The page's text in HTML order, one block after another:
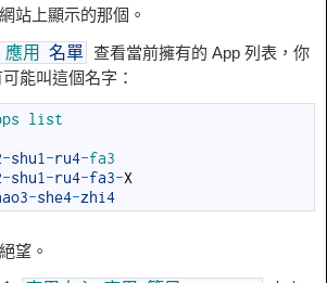
站上顯示的那個。
應用 名單 查看當前擁有的 App 列表，你
能叫這個名字：
list
-shu1 -ru4-fa3
-shu1 -ru4-fa3-X
-she4-zhi4
望。